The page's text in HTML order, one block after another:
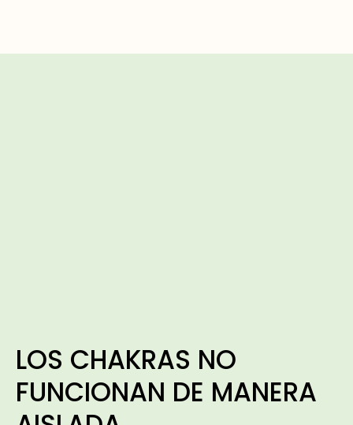
LOS CHAKRAS NO
FUNCIONAN DE MANERA